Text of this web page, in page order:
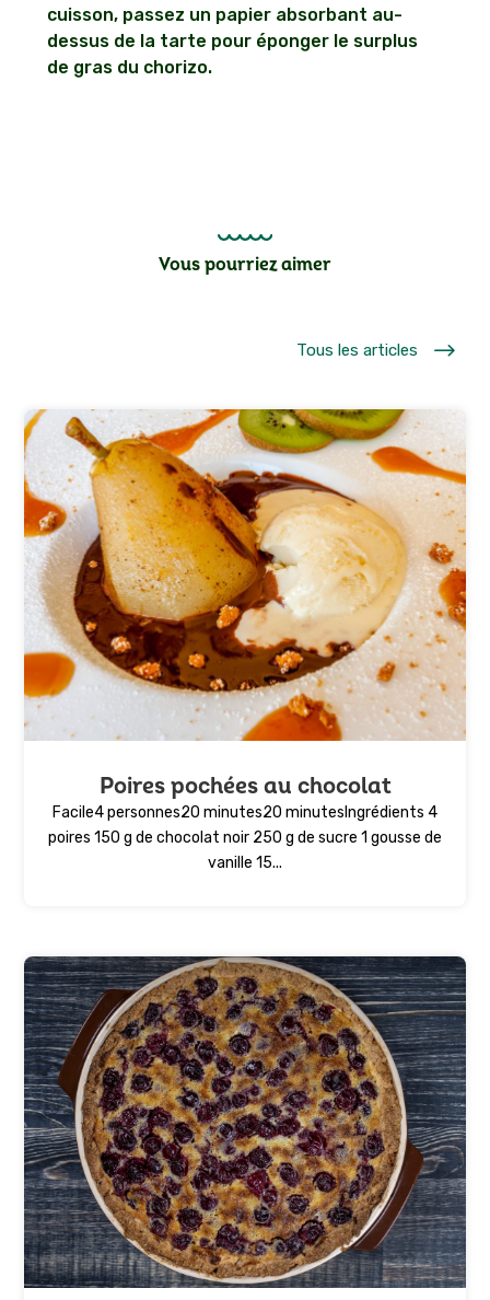
cuisson, passez un papier absorbant au-
dessus de la tarte pour éponger le surplus
de gras du chorizo.
Vous pourriez aimer
$
Tous les articles
Poires pochées au chocolat
Facile4 personnes20 minutes20 minutesIngrédients 4
poires 150 g de chocolat noir 250 g de sucre 1 gousse de
vanille 15...